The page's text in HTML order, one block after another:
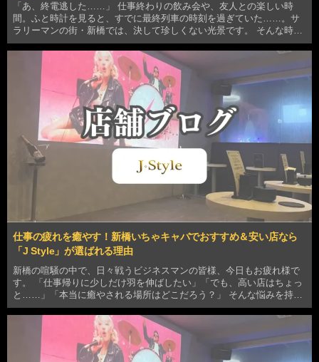
「あ、終電逃した……」 仕事終わりの飲み会や、友人との楽しい時
間。ふと時計を見ると、すでに最終列車の時刻を過ぎていた……。サ
ラリーマンの街・新橋では、決して珍しくない光景です。 そんな時、
あなたならどこへ向かいますか？ 狭いネットカフェで夜を明かすの
も、サウナで汗を流して時間を潰すのも、少し味気ない…
仕事の疲れを癒やす！新橋いちゃキャバでおすすめ＆安い店なら
「J Style」が選ばれる理由
新橋の喧騒の中で、日々戦うビジネスマンの皆様、今日もお疲れ様で
す。 「仕事帰りに少しだけ羽を伸ばしたい」「でも、高い店はちょっ
と……」「本当に癒やされる場所はどこだろう？」 そんな悩みを持つ
あなたに、新橋のいちゃキャバ界隈で今、圧倒的な支持を集めている
「J Style」の魅力をご紹介します。なぜ数あ…